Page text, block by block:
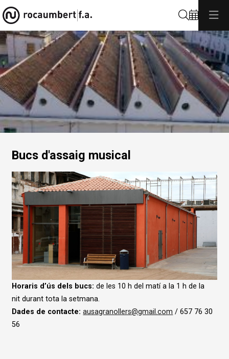
Bucs d'assaig musical
Diapositiva 1 de 1
Horaris d’ús dels bucs: de les 10 h del matí a la 1 h de la
nit durant tota la setmana.
Dades de contacte: ausagranollers@gmail.com / 657 76 30
56